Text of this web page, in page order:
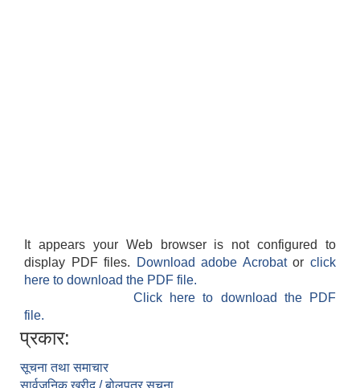
It appears your Web browser is not configured to
display PDF files.
Download adobe Acrobatorclick
here to download the PDF file.
Click here to download the PDF
file.
प्रकार:
सूचना तथा समाचार